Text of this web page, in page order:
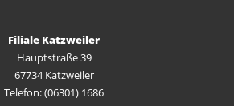
Filiale Katzweiler
Hauptstraße 39
67734 Katzweiler
Telefon: (06301) 1686